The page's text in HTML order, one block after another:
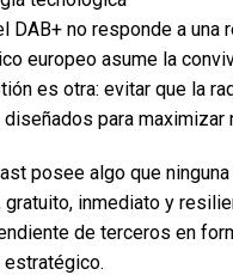
DAB+ no responde a
europeo asume la
es otra: evitar que la
para maximizar
posee algo que
inmediato y
de terceros en